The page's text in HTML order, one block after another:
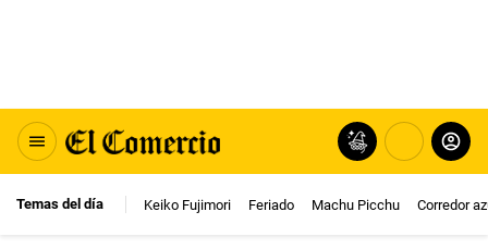
Temas del día Keiko Fujimori Feriado Machu Picchu Corredor